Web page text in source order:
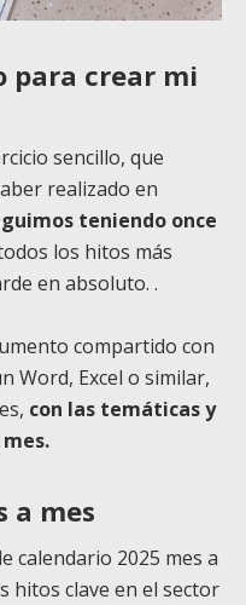
para crear mi
sencillo, que
realizado en
teniendo once
los hitos más
en absoluto. .
compartido con
Word, Excel o similar,
con las temáticas y
a mes
calendario 2025 mes a
hitos clave en el sector